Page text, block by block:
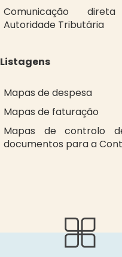
Comunicação
Autoridade Tributária
Listagens
Mapas de despesa
Mapas de faturação
Mapas de controlo
documentos para a